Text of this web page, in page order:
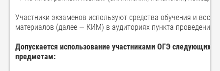
Участники экзаменов используют средства обучения и
материалов (далее — КИМ) в аудиториях пункта проведения
Допускается использование участниками ОГЭ следующих
предметам: